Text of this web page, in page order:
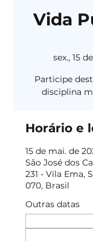
Vida
sex., 15
Participe
disciplina
Horário e
15 de mai. de
São José dos
231 - Vila Ema,
070, Brasil
Outras datas